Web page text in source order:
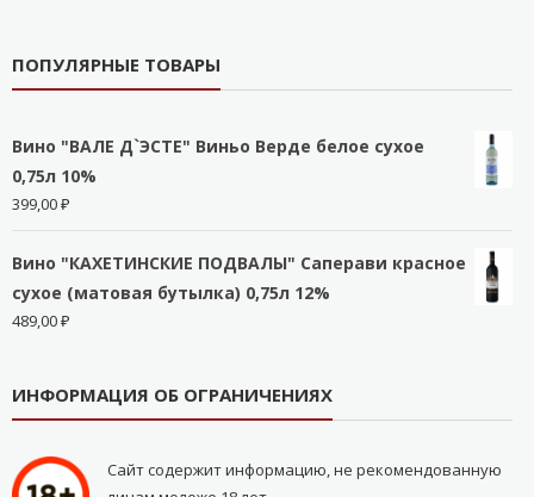
ПОПУЛЯРНЫЕ ТОВАРЫ
Вино "ВАЛЕ Д`ЭСТЕ" Виньо Верде белое сухое
0,75л 10%
399,00₽
Вино "КАХЕТИНСКИЕ ПОДВАЛЫ" Саперави красное
сухое (матовая бутылка) 0,75л 12%
489,00₽
ИНФОРМАЦИЯ ОБ ОГРАНИЧЕНИЯХ
Сайт содержит информацию, не рекомендованную